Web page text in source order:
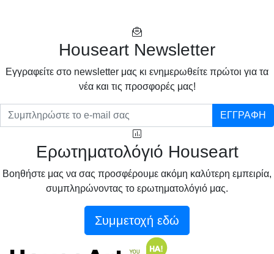
Houseart Newsletter
Eγγραφείτε στο newsletter μας κι ενημερωθείτε πρώτοι για τα
νέα και τις προσφορές μας!
ΕΓΓΡΑΦΗ
Ερωτηματολόγιό Houseart
Βοηθήστε μας να σας προσφέρουμε ακόμη καλύτερη εμπειρία,
συμπληρώνοντας το ερωτηματολόγιό μας.
Συμμετοχή εδώ